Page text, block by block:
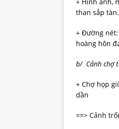
than sắp tàn.
+ Đường
hoàng hôn
b/ Cảnh chợ
+ Chợ họp
dần
==> Cảnh